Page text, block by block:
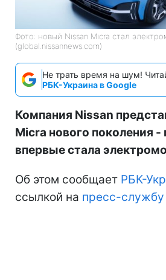
Фото: новый Nissan Micra стал
(global.nissannews.com)
Не трать время на шум!
РБК-Украина в Google
Компания Nissan
Micra нового поколения
впервые стала
Об этом сообщает РБК-
ссылкой на пресс-службу